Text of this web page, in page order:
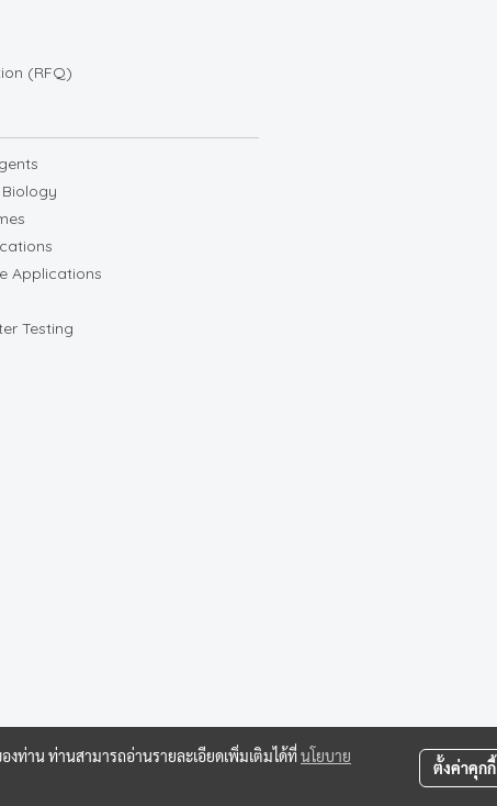
(RFQ)
Applications
Testing
ท่าน ท่านสามารถอ่านรายละเอียดเพิ่มเติมได้ที่นโยบาย
ตั้งค่าคุกกี้